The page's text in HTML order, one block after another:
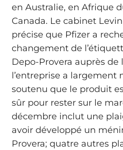
en Australie, en Afrique
Canada. Le cabinet
précise que Pfizer a
changement de
Depo-Provera auprès de
l’entreprise a largement
soutenu que le produit
sûr pour rester sur le
décembre inclut une
avoir développé un
Provera; quatre autres